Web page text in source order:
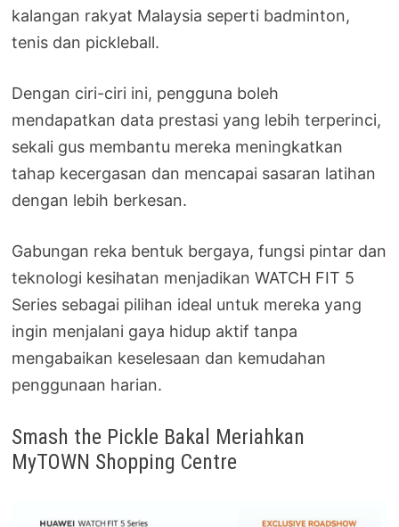
kalangan rakyat Malaysia seperti badminton,
tenis dan pickleball.
Dengan ciri-ciri ini, pengguna boleh
mendapatkan data prestasi yang lebih terperinci,
sekali gus membantu mereka meningkatkan
tahap kecergasan dan mencapai sasaran latihan
dengan lebih berkesan.
Gabungan reka bentuk bergaya, fungsi pintar dan
teknologi kesihatan menjadikan WATCH FIT 5
Series sebagai pilihan ideal untuk mereka yang
ingin menjalani gaya hidup aktif tanpa
mengabaikan keselesaan dan kemudahan
penggunaan harian.
Smash the Pickle Bakal Meriahkan
MyTOWN Shopping Centre